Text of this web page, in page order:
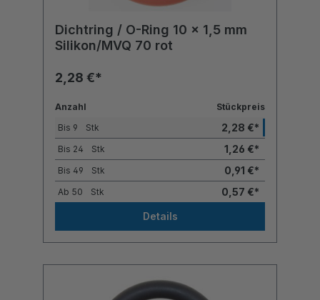
Dichtring / O-Ring 10 x 1,5 mm
Silikon/MVQ 70 rot
2,28 €*
Anzahl
Stückpreis
Bis 9 Stk 2,28 €*
Bis 24 Stk 1,26 €*
Bis 49 Stk 0,91 €*
Ab 50 Stk
0,57 €*
Details